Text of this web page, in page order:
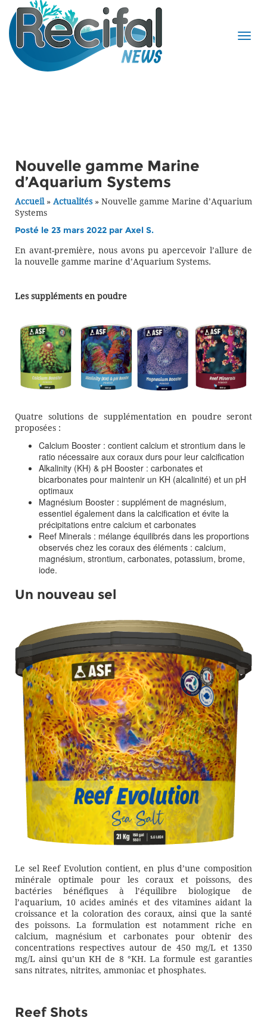
Nouvelle gamme Marine
d’Aquarium Systems
Accueil» Actualités» Nouvelle gamme Marine d’Aquarium
Systems
Posté le 23 mars 2022 par Axel S.
En avant-première, nous avons pu apercevoir l’allure de
la nouvelle gamme marine d’Aquarium Systems.
Les suppléments en poudre
Quatre solutions de supplémentation en poudre seront
proposées :
Calcium Booster : contient calcium et strontium dans le
ratio nécessaire aux coraux durs pour leur calcification
Alkalinity (KH) & pH Booster : carbonates et
bicarbonates pour maintenir un KH (alcalinité) et un pH
optimaux
Magnésium Booster : supplément de magnésium,
essentiel également dans la calcification et évite la
précipitations entre calcium et carbonates
Reef Minerals : mélange équilibrés dans les proportions
observés chez les coraux des éléments : calcium,
magnésium, strontium, carbonates, potassium, brome,
iode.
Un nouveau sel
Le sel Reef Evolution contient, en plus d’une composition
minérale optimale pour les coraux et poissons, des
bactéries bénéfiques à l’équilibre biologique de
l’aquarium, 10 acides aminés et des vitamines aidant la
croissance et la coloration des coraux, ainsi que la santé
des poissons. La formulation est notamment riche en
calcium, magnésium et carbonates pour obtenir des
concentrations respectives autour de 450 mg/L et 1350
mg/L ainsi qu’un KH de 8 °KH. La formule est garanties
sans nitrates, nitrites, ammoniac et phosphates.
Reef Shots